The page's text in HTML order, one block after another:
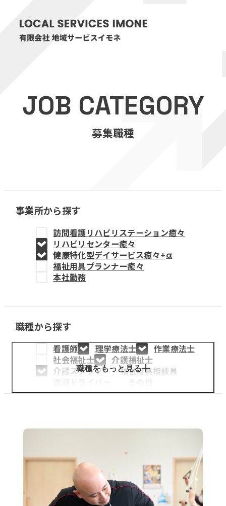
医療・介護事業
訪問看護リハビリステーション癒々
福祉用具プランナー癒々
教育事業
姫路中央こども園
姫路中央保育園
採用情報
医療・介護事業
募集職種
ENTRY 079-
(
JOB CATEGORY
募集職種
事業所から探す
訪問看護リハビリステーション癒々
リハビリセンター癒々
健康特化型デイサービス癒々+α
福祉用具プランナー癒々
本社勤務
職種から探す
看護師 理学療法士
作業療法士
社会福祉士
介護福祉士
介護スタッフ
福祉用具相談員
職種をもっと見る